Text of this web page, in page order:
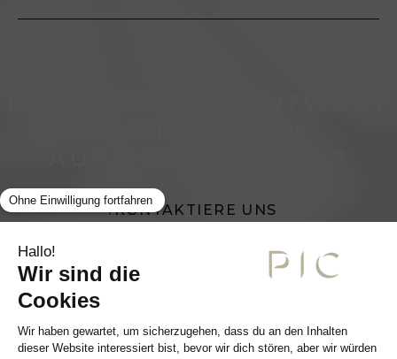
KONTAKTIERE UNS